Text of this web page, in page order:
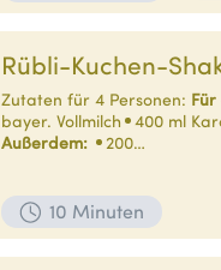
Rübli-Kuchen-
Zutaten für 4 Personen:
bayer. Vollmilch
400 ml
Außerdem:
200…
10 Minuten